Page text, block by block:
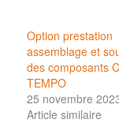
Option prestation
assemblage et
des composants
TEMPO
25 novembre
Article similaire